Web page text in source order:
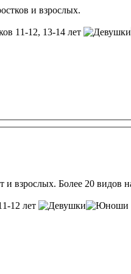
и взрослых.
11-12, 13-14 лет
и взрослых. Более 20 видов
12 лет